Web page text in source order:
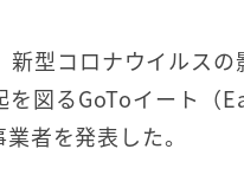
型コロナウイルスの
図るGoToイート（
者を発表した。